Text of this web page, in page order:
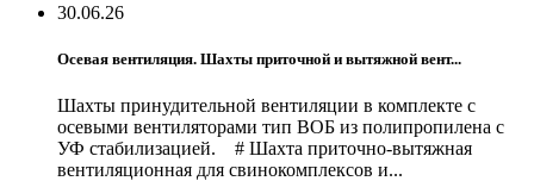
30.06.26
Осевая вентиляция. Шахты приточной и вытяжной вент...
Шахты принудительной вентиляции в комплекте с
осевыми вентиляторами тип ВОБ из полипропилена с
УФ стабилизацией. # Шахта приточно-вытяжная
вентиляционная для свинокомплексов и...